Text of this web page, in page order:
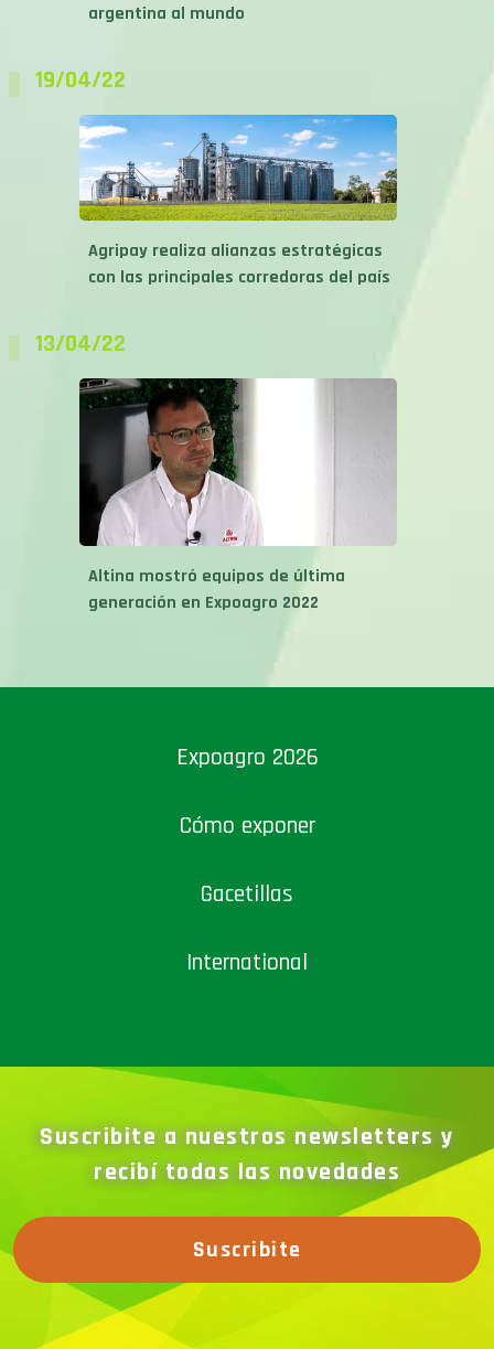
argentina al mundo
19/04/22
Agripay realiza alianzas estratégicas
con las principales corredoras del país
13/04/22
Altina mostró equipos de última
generación en Expoagro 2022
Expoagro 2026
Cómo exponer
Gacetillas
International
Suscribite a nuestros newsletters y
recibí todas las novedades
Suscribite